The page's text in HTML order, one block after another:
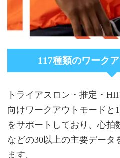
117種類のワーク
トライアスロン・推定・
向けワークアウトモードと
をサポートしており、心拍
などの30以上の主要データ
ます。